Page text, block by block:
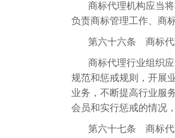
商标代理机构应当
负责商标管理工作、商
第六十六条 商标代
商标代理行业组织
规范和惩戒规则，开展
业务，不断提高行业服
会员和实行惩戒的情况
第六十七条 商标代